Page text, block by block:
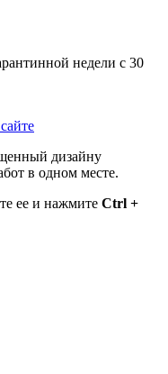
недели c 30
дизайну
в одном месте.
ее и нажмите Ctrl +